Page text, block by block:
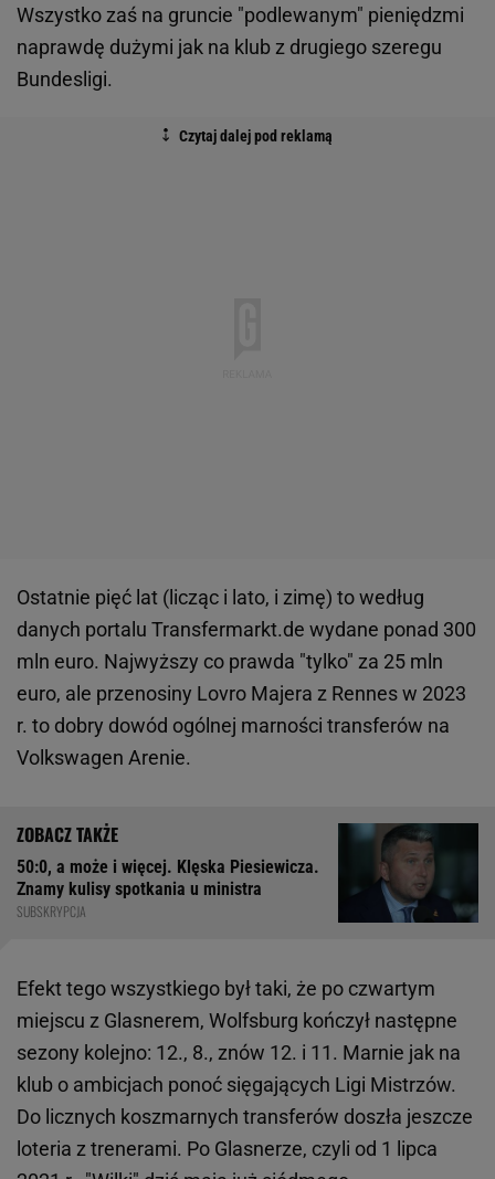
Wszystko zaś na gruncie "podlewanym" pieniędzmi
naprawdę dużymi jak na klub z drugiego szeregu
Bundesligi.
Ostatnie pięć lat (licząc i lato, i zimę) to według
danych portalu Transfermarkt.de wydane ponad 300
mln euro. Najwyższy co prawda "tylko" za 25 mln
euro, ale przenosiny Lovro Majera z Rennes w 2023
r. to dobry dowód ogólnej marności transferów na
Volkswagen Arenie.
50:0, a może i więcej. Klęska Piesiewicza.
Znamy kulisy spotkania u ministra
SUBSKRYPCJA
Efekt tego wszystkiego był taki, że po czwartym
miejscu z Glasnerem, Wolfsburg kończył następne
sezony kolejno: 12., 8., znów 12. i 11. Marnie jak na
klub o ambicjach ponoć sięgających Ligi Mistrzów.
Do licznych koszmarnych transferów doszła jeszcze
loteria z trenerami. Po Glasnerze, czyli od 1 lipca